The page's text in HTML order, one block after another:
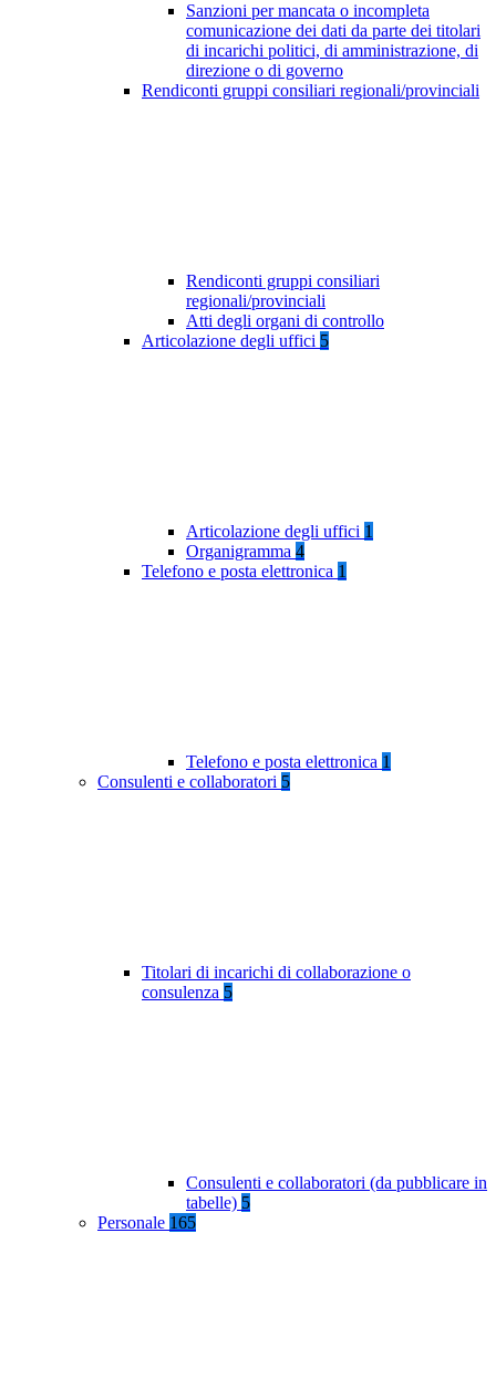
Sanzioni per mancata o incompleta
comunicazione dei dati da parte dei titolari
di incarichi politici, di amministrazione, di
direzione o di governo
Rendiconti gruppi consiliari regionali/provinciali
Rendiconti gruppi consiliari
regionali/provinciali
Atti degli organi di controllo
Articolazione degli uffici 5
Articolazione degli uffici 1
Organigramma 4
Telefono e posta elettronica 1
Telefono e posta elettronica 1
Consulenti e collaboratori 5
Titolari di incarichi di collaborazione o
consulenza 5
Consulenti e collaboratori (da pubblicare in
tabelle) 5
Personale 165